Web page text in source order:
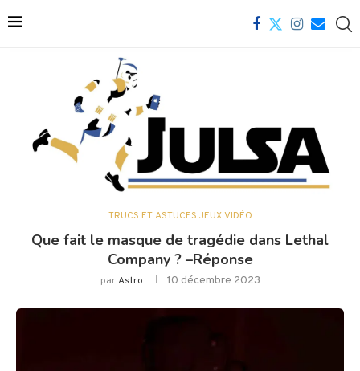
TRUCS ET ASTUCES JEUX VIDÉO
Que fait le masque de tragédie dans Lethal
Company ? –Réponse
parAstro 10 décembre 2023